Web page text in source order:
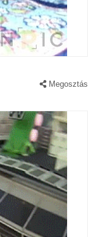
Megosztás